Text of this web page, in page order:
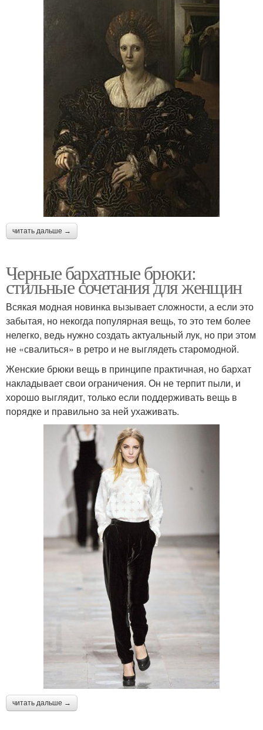
читать дальше →
Черные бархатные брюки:
стильные сочетания для женщин
Всякая модная новинка вызывает сложности, а если это
забытая, но некогда популярная вещь, то это тем более
нелегко, ведь нужно создать актуальный лук, но при этом
не «свалиться» в ретро и не выглядеть старомодной.
Женские брюки вещь в принципе практичная, но бархат
накладывает свои ограничения. Он не терпит пыли, и
хорошо выглядит, только если поддерживать вещь в
порядке и правильно за ней ухаживать.
читать дальше →